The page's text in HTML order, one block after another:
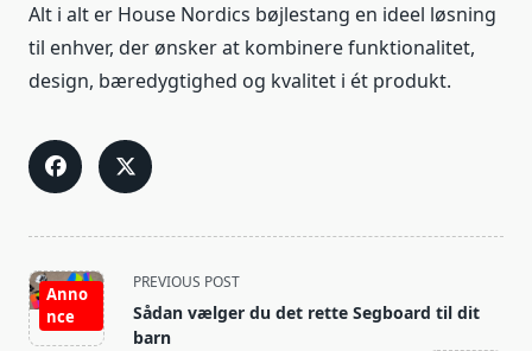
Alt i alt er House Nordics bøjlestang en ideel løsning
til enhver, der ønsker at kombinere funktionalitet,
design, bæredygtighed og kvalitet i ét produkt.
<span
class="nav-
subtitle
Anno
nce
PREVIOUS POST
Sådan vælger du det rette Segboard til dit
barn